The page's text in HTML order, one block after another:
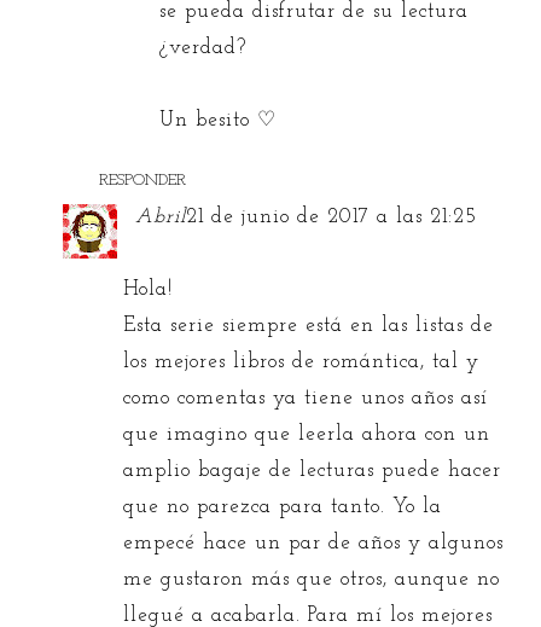
se pueda disfrutar de su lectura
¿verdad?
Un besito ♡
RESPONDER
Abril21 de junio de 2017 a las 21:25
Hola!
Esta serie siempre está en las listas de
los mejores libros de romántica, tal y
como comentas ya tiene unos años así
que imagino que leerla ahora con un
amplio bagaje de lecturas puede hacer
que no parezca para tanto. Yo la
empecé hace un par de años y algunos
me gustaron más que otros, aunque no
llegué a acabarla. Para mí los mejores